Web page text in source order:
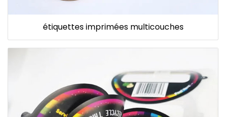
étiquettes imprimées multicouches